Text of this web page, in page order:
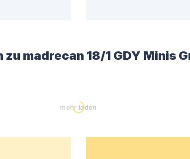
zu madrecan 18/1 GDY Minis
mehr laden